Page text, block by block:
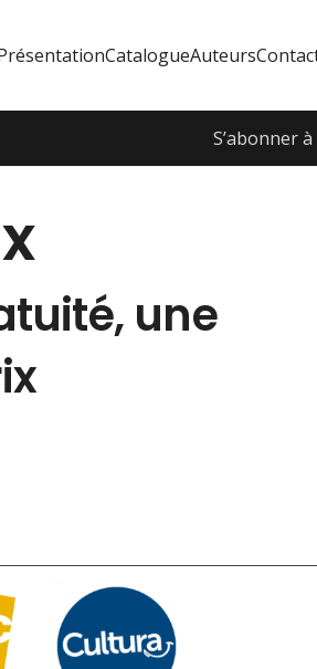
CatalogueAuteurs
S’abonner
une